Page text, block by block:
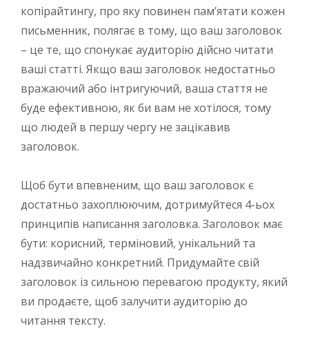
копірайтингу, про яку повинен пам’ятати кожен
письменник, полягає в тому, що ваш заголовок
– це те, що спонукає аудиторію дійсно читати
ваші статті. Якщо ваш заголовок недостатньо
вражаючий або інтригуючий, ваша стаття не
буде ефективною, як би вам не хотілося, тому
що людей в першу чергу не зацікавив
заголовок.
Щоб бути впевненим, що ваш заголовок є
достатньо захоплюючим, дотримуйтеся 4-ьох
принципів написання заголовка. Заголовок має
бути: корисний, терміновий, унікальний та
надзвичайно конкретний. Придумайте свій
заголовок із сильною перевагою продукту, який
ви продаєте, щоб залучити аудиторію до
читання тексту.